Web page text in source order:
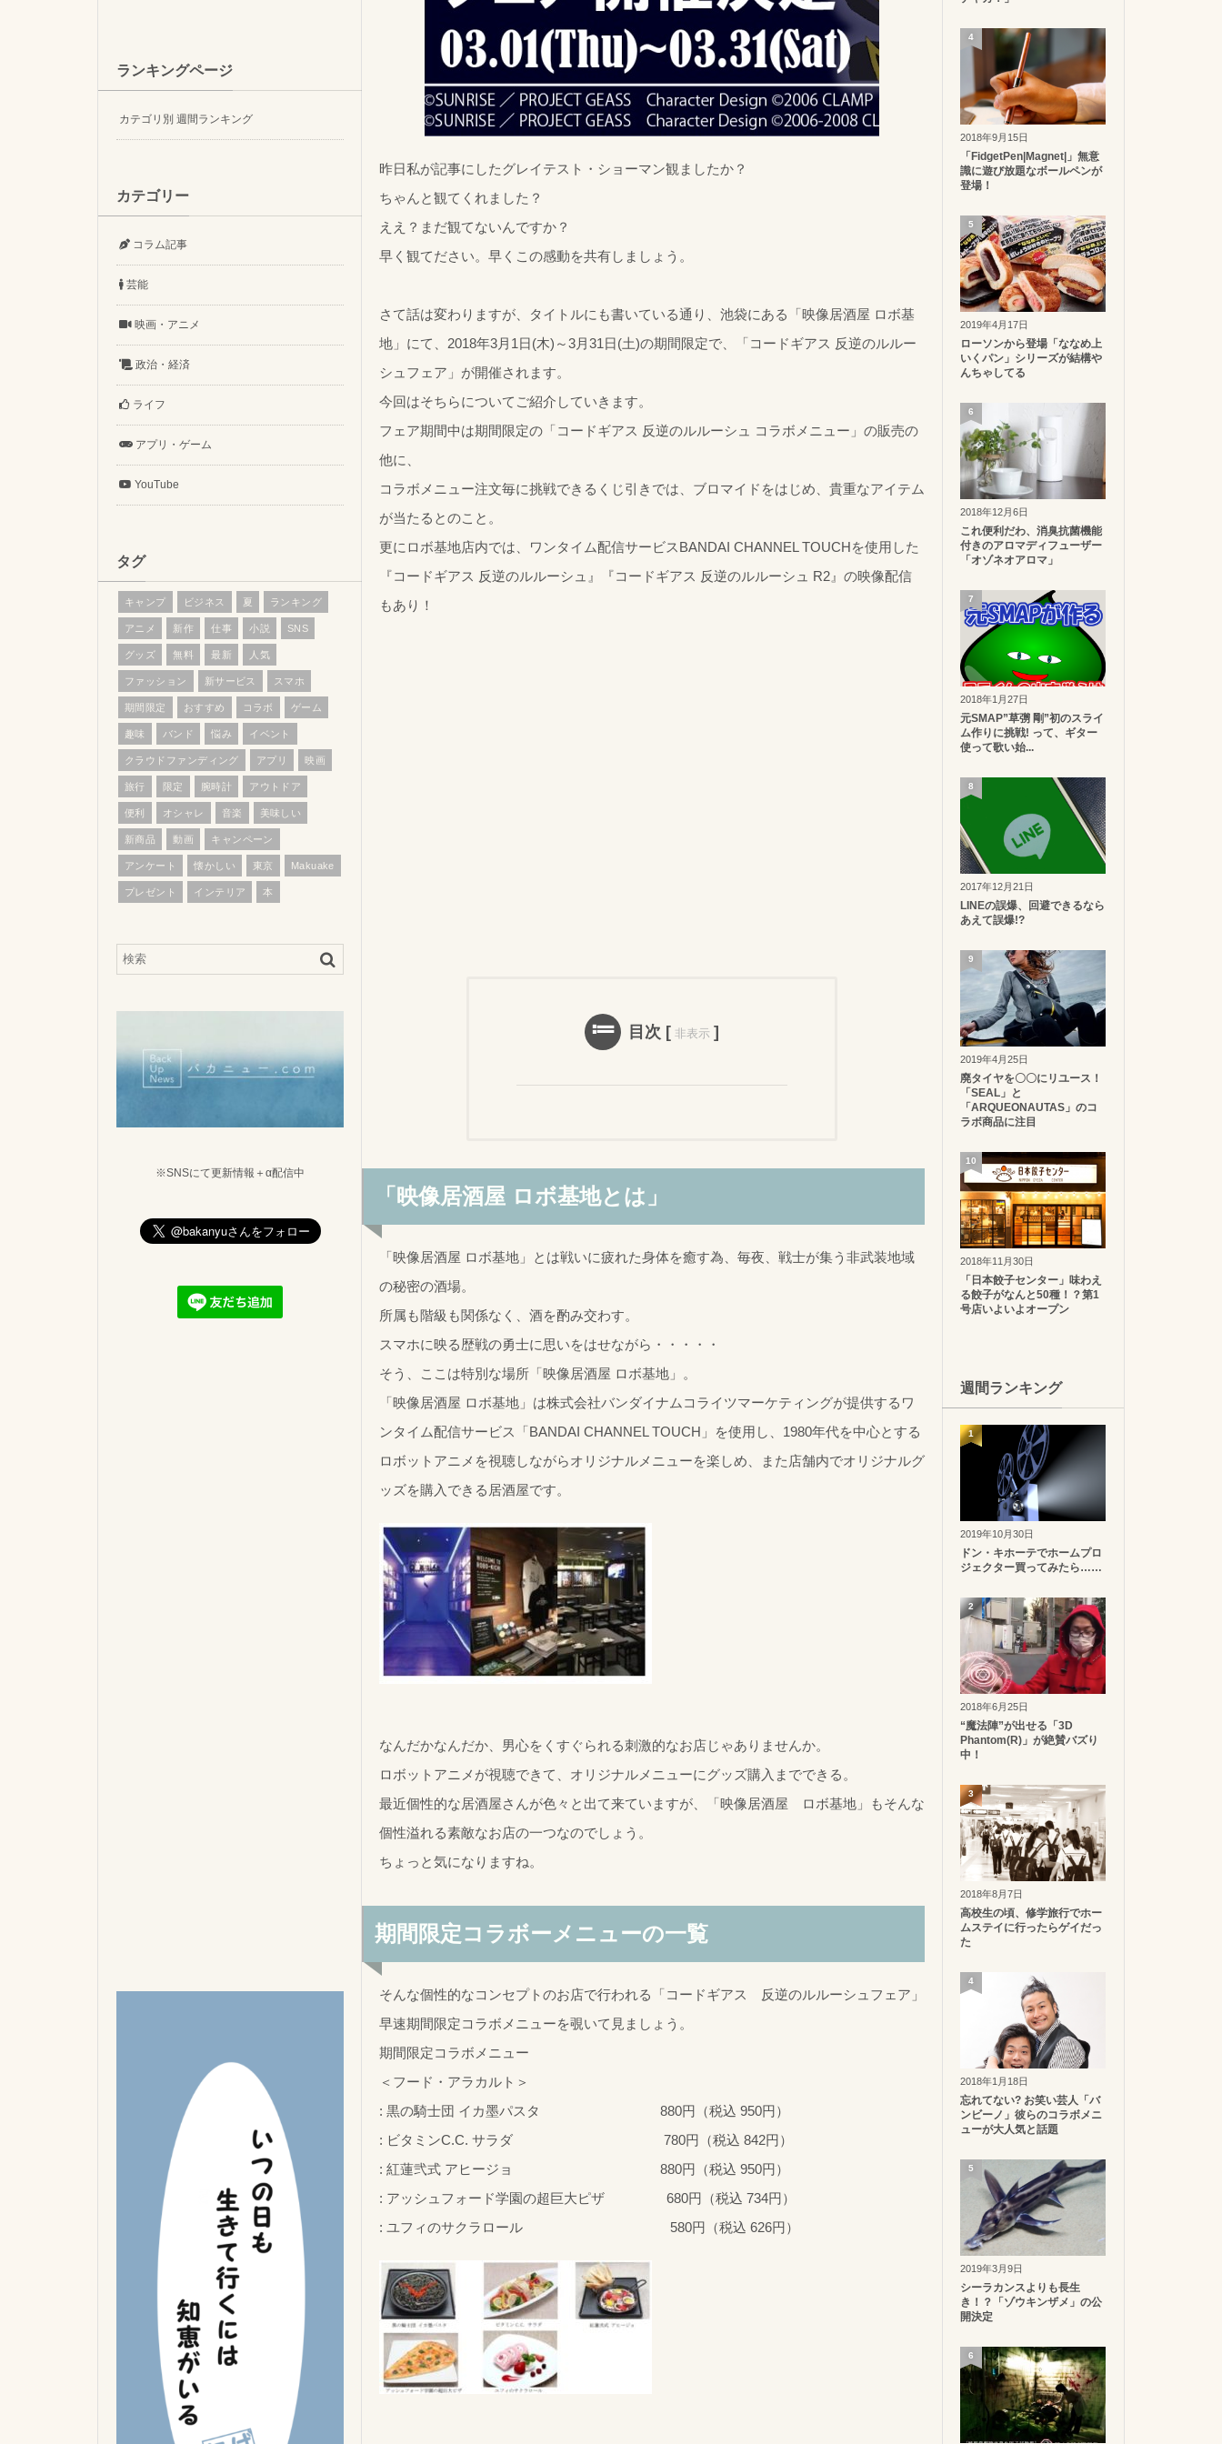
昨日私が記事にしたグレイテスト・ショーマン観ましたか？
ちゃんと観てくれました？
ええ？まだ観てないんですか？
早く観てださい。早くこの感動を共有しましょう。
さて話は変わりますが、タイトルにも書いている通り、池袋にある「映像居酒屋 ロボ基
地」にて、2018年3月1日(木)～3月31日(土)の期間限定で、「コードギアス 反逆のルルー
シュフェア」が開催されます。
今回はそちらについてご紹介していきます。
フェア期間中は期間限定の「コードギアス 反逆のルルーシュ コラボメニュー」の販売の
他に、
コラボメニュー注文毎に挑戦できるくじ引きでは、ブロマイドをはじめ、貴重なアイテム
が当たるとのこと。
更にロボ基地店内では、ワンタイム配信サービスBANDAI CHANNEL TOUCHを使用した
『コードギアス 反逆のルルーシュ』『コードギアス 反逆のルルーシュ R2』の映像配信
もあり！
目次 [ 非表示 ]
「映像居酒屋 ロボ基地とは」
「映像居酒屋 ロボ基地」とは戦いに疲れた身体を癒す為、毎夜、戦士が集う非武装地域
の秘密の酒場。
所属も階級も関係なく、酒を酌み交わす。
スマホに映る歴戦の勇士に思いをはせながら・・・・・
そう、ここは特別な場所「映像居酒屋 ロボ基地」。
「映像居酒屋 ロボ基地」は株式会社バンダイナムコライツマーケティングが提供するワ
ンタイム配信サービス「BANDAI CHANNEL TOUCH」を使用し、1980年代を中心とする
ロボットアニメを視聴しながらオリジナルメニューを楽しめ、また店舗内でオリジナルグ
ッズを購入できる居酒屋です。
なんだかなんだか、男心をくすぐられる刺激的なお店じゃありませんか。
ロボットアニメが視聴できて、オリジナルメニューにグッズ購入までできる。
最近個性的な居酒屋さんが色々と出て来ていますが、「映像居酒屋 ロボ基地」もそんな
個性溢れる素敵なお店の一つなのでしょう。
ちょっと気になりますね。
期間限定コラボーメニューの一覧
そんな個性的なコンセプトのお店で行われる「コードギアス 反逆のルルーシュフェア」
早速期間限定コラボメニューを覗いて見ましょう。
期間限定コラボメニュー
＜フード・アラカルト＞
: 黒の騎士団 イカ墨パスタ 880円（税込 950円）
: ビタミンC.C. サラダ 780円（税込 842円）
: 紅蓮弐式 アヒージョ 880円（税込 950円）
: アッシュフォード学園の超巨大ピザ 680円（税込 734円）
: ユフィのサクラロール 580円（税込 626円）
ランキングページ
カテゴリ別 週間ランキング
カテゴリー
コラム記事
芸能
映画・アニメ
政治・経済
ライフ
アプリ・ゲーム
YouTube
タグ
キャンプ ビジネス 夏 ランキング
アニメ 新作 仕事 小説 SNS
グッズ 無料 最新 人気
ファッション 新サービス スマホ
期間限定 おすすめ コラボ ゲーム
趣味 バンド 悩み イベント
クラウドファンディング アプリ 映画
旅行 限定 腕時計 アウトドア
便利 オシャレ 音楽 美味しい
新商品 動画 キャンペーン
アンケート 懐かしい 東京 Makuake
プレゼント インテリア 本
※SNSにて更新情報＋α配信中
2018年9月15日
「FidgetPen|Magnet|」無意
識に遊び放題なボールペンが
登場！
4
2019年4月17日
ローソンから登場「ななめ上
いくパン」シリーズが結構や
んちゃしてる
5
2018年12月6日
これ便利だわ、消臭抗菌機能
付きのアロマディフューザー
「オゾネオアロマ」
6
2018年1月27日
元SMAP”草彅 剛”初のスライ
ム作りに挑戦! って、ギター
使って歌い始...
7
2017年12月21日
LINEの誤爆、回避できるなら
あえて誤爆!?
8
2019年4月25日
廃タイヤを〇〇にリユース！
「SEAL」と
「ARQUEONAUTAS」のコ
ラボ商品に注目
9
2018年11月30日
「日本餃子センター」味わえ
る餃子がなんと50種！？第1
号店いよいよオープン
10
週間ランキング
2019年10月30日
ドン・キホーテでホームプロ
ジェクター買ってみたら……
1
2018年6月25日
“魔法陣”が出せる「3D
Phantom(R)」が絶賛バズり
中！
2
2018年8月7日
高校生の頃、修学旅行でホー
ムステイに行ったらゲイだっ
た
3
2018年1月18日
忘れてない? お笑い芸人「バ
ンビーノ」彼らのコラボメニ
ューが大人気と話題
4
2019年3月9日
シーラカンスよりも長生
き！？「ゾウキンザメ」の公
開決定
5
6